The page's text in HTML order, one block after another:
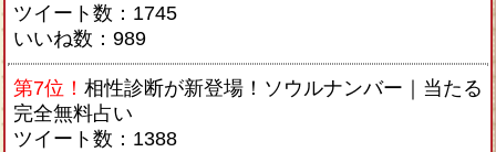
ツイート数：1745
いいね数：989
第7位！ 相性診断が新登場！ソウルナンバー｜当たる
完全無料占い
ツイート数：1388